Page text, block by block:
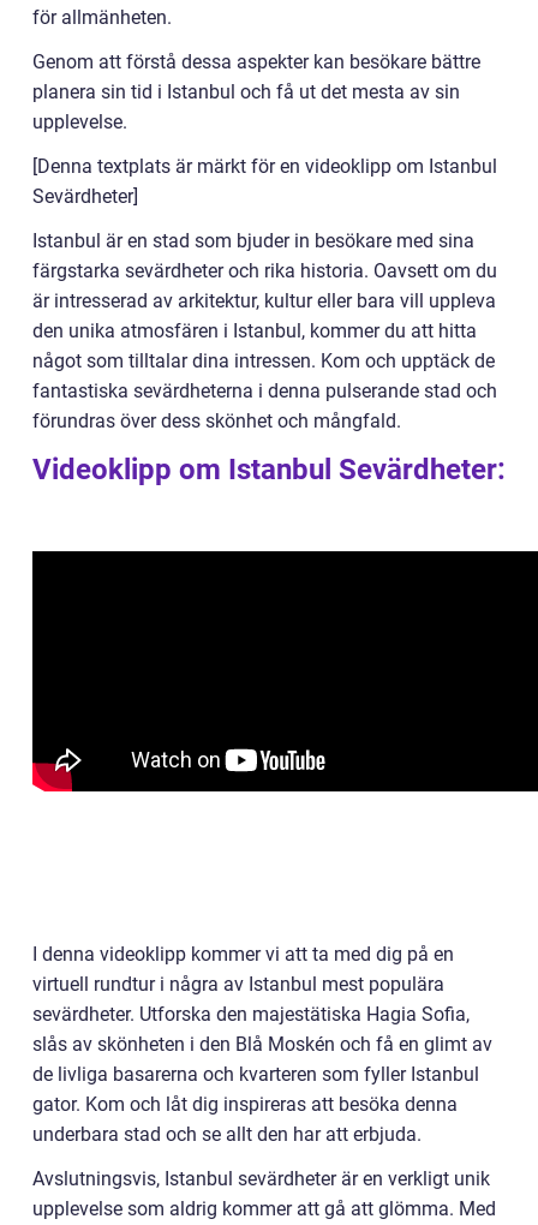
för allmänheten.
Genom att förstå dessa aspekter kan besökare bättre
planera sin tid i Istanbul och få ut det mesta av sin
upplevelse.
[Denna textplats är märkt för en videoklipp om Istanbul
Sevärdheter]
Istanbul är en stad som bjuder in besökare med sina
färgstarka sevärdheter och rika historia. Oavsett om du
är intresserad av arkitektur, kultur eller bara vill uppleva
den unika atmosfären i Istanbul, kommer du att hitta
något som tilltalar dina intressen. Kom och upptäck de
fantastiska sevärdheterna i denna pulserande stad och
förundras över dess skönhet och mångfald.
Videoklipp om Istanbul Sevärdheter:
I denna videoklipp kommer vi att ta med dig på en
virtuell rundtur i några av Istanbul mest populära
sevärdheter. Utforska den majestätiska Hagia Sofia,
slås av skönheten i den Blå Moskén och få en glimt av
de livliga basarerna och kvarteren som fyller Istanbul
gator. Kom och låt dig inspireras att besöka denna
underbara stad och se allt den har att erbjuda.
Avslutningsvis, Istanbul sevärdheter är en verkligt unik
upplevelse som aldrig kommer att gå att glömma. Med